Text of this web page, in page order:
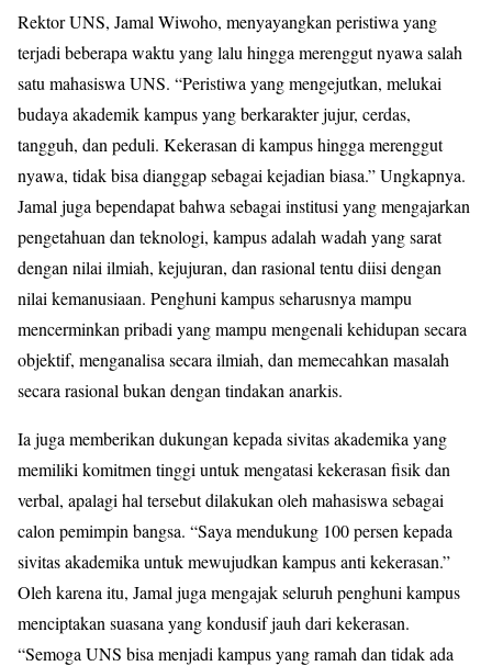
Rektor UNS, Jamal Wiwoho, menyayangkan peristiwa yang
terjadi beberapa waktu yang lalu hingga merenggut nyawa salah
satu mahasiswa UNS. “Peristiwa yang mengejutkan, melukai
budaya akademik kampus yang berkarakter jujur, cerdas,
tangguh, dan peduli. Kekerasan di kampus hingga merenggut
nyawa, tidak bisa dianggap sebagai kejadian biasa.” Ungkapnya.
Jamal juga bependapat bahwa sebagai institusi yang mengajarkan
pengetahuan dan teknologi, kampus adalah wadah yang sarat
dengan nilai ilmiah, kejujuran, dan rasional tentu diisi dengan
nilai kemanusiaan. Penghuni kampus seharusnya mampu
mencerminkan pribadi yang mampu mengenali kehidupan secara
objektif, menganalisa secara ilmiah, dan memecahkan masalah
secara rasional bukan dengan tindakan anarkis.
Ia juga memberikan dukungan kepada sivitas akademika yang
memiliki komitmen tinggi untuk mengatasi kekerasan fisik dan
verbal, apalagi hal tersebut dilakukan oleh mahasiswa sebagai
calon pemimpin bangsa. “Saya mendukung 100 persen kepada
sivitas akademika untuk mewujudkan kampus anti kekerasan.”
Oleh karena itu, Jamal juga mengajak seluruh penghuni kampus
menciptakan suasana yang kondusif jauh dari kekerasan.
“Semoga UNS bisa menjadi kampus yang ramah dan tidak ada